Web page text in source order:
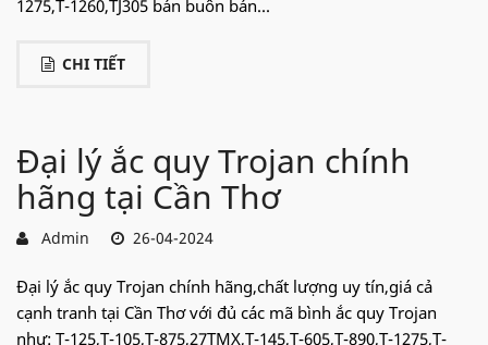
1275,T-1260,TJ305 bán buôn bán...
CHI TIẾT
Đại lý ắc quy Trojan chính
hãng tại Cần Thơ
Admin 26-04-2024
Đại lý ắc quy Trojan chính hãng,chất lượng uy tín,giá cả
cạnh tranh tại Cần Thơ với đủ các mã bình ắc quy Trojan
như: T-125,T-105,T-875,27TMX,T-145,T-605,T-890,T-1275,T-